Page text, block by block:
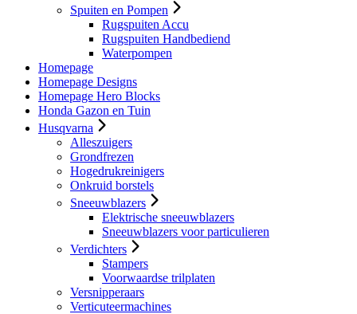
Spuiten en Pompen
Rugspuiten Accu
Rugspuiten Handbediend
Waterpompen
Homepage
Homepage Designs
Homepage Hero Blocks
Honda Gazon en Tuin
Husqvarna
Alleszuigers
Grondfrezen
Hogedrukreinigers
Onkruid borstels
Sneeuwblazers
Elektrische sneeuwblazers
Sneeuwblazers voor particulieren
Verdichters
Stampers
Voorwaardse trilplaten
Versnipperaars
Verticuteermachines